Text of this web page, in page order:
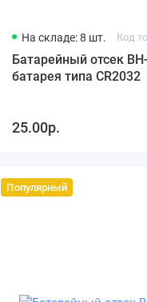
На складе: 8 шт. Код
Батарейный отсек
батарея типа CR2032
25.00р.
Популярный